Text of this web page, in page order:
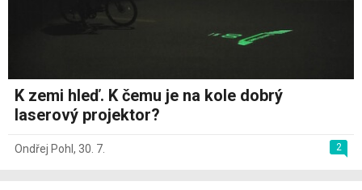
K zemi hleď. K čemu je na kole dobrý
laserový projektor?
2
Ondřej Pohl , 30. 7.